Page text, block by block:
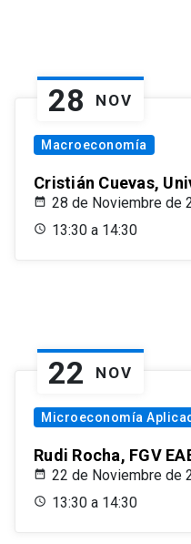
28 NOV
Macroeconomía
Cristián Cuevas,
28 de Noviembre de
13:30 a 14:30
22 NOV
Microeconomía
Rudi Rocha, FGV
22 de Noviembre de
13:30 a 14:30